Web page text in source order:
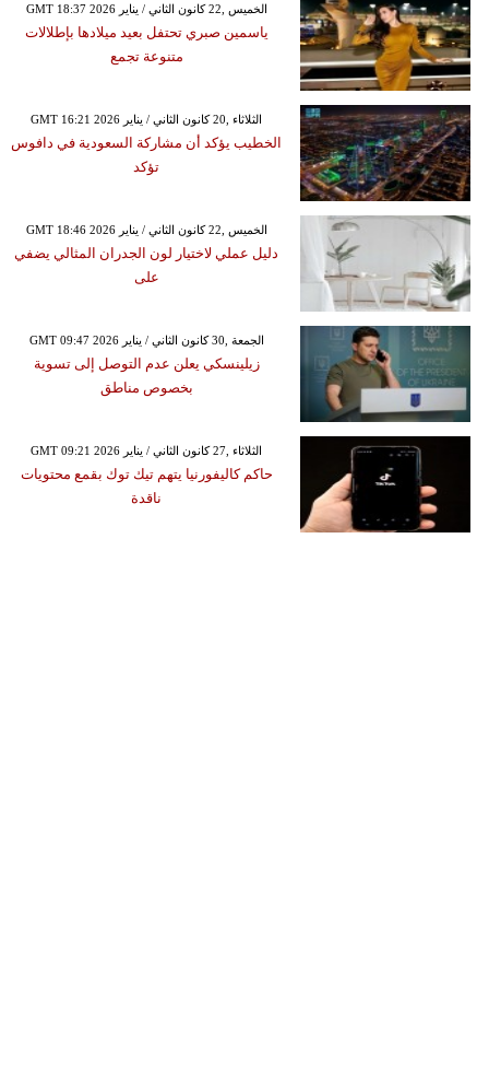
GMT 18:37 2026 الخميس ,22 كانون الثاني / يناير
ياسمين صبري تحتفل بعيد ميلادها بإطلالات
متنوعة تجمع
GMT 16:21 2026 الثلاثاء ,20 كانون الثاني / يناير
الخطيب يؤكد أن مشاركة السعودية في دافوس
تؤكد
GMT 18:46 2026 الخميس ,22 كانون الثاني / يناير
دليل عملي لاختيار لون الجدران المثالي يضفي
على
GMT 09:47 2026 الجمعة ,30 كانون الثاني / يناير
زيلينسكي يعلن عدم التوصل إلى تسوية
بخصوص مناطق
GMT 09:21 2026 الثلاثاء ,27 كانون الثاني / يناير
حاكم كاليفورنيا يتهم تيك توك بقمع محتويات
ناقدة